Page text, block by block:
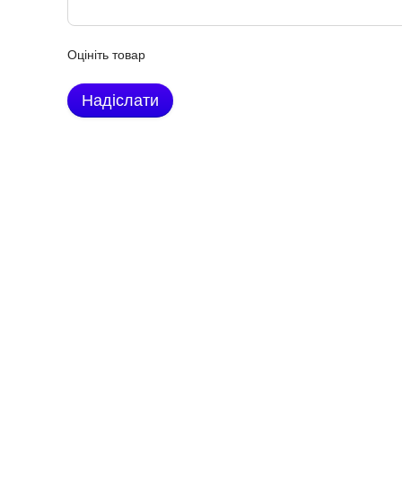
Оцініть товар
Надіслати